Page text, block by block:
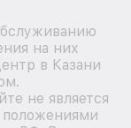
на них
в Казани
не является
положениями